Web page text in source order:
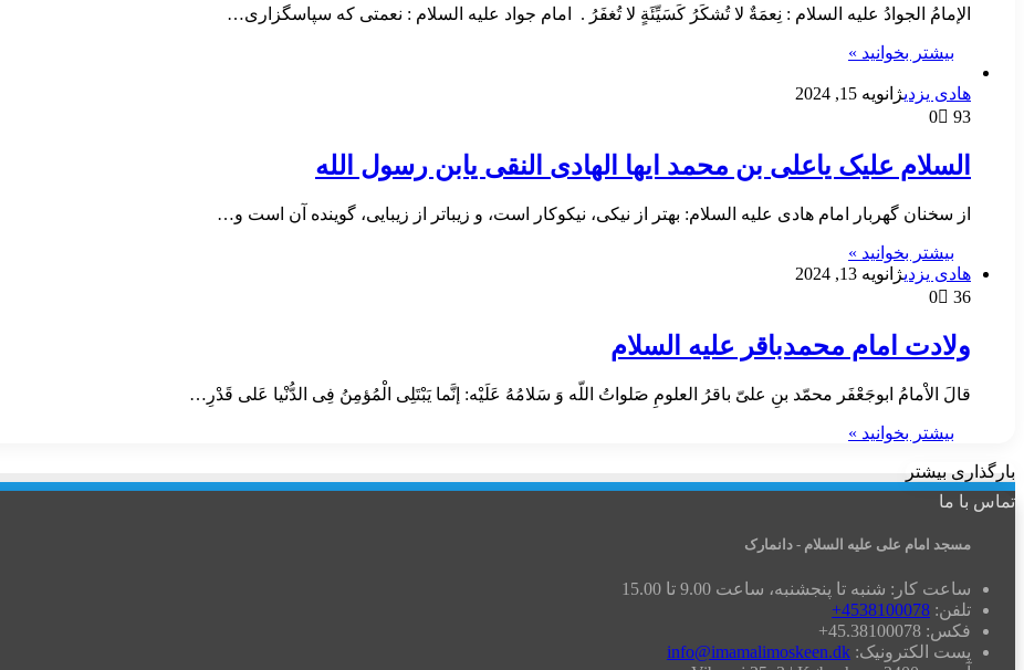
الإمامُ الجوادُ عليه السلام : نِعمَةٌ لا تُشكَرُ كَسَيِّئَةٍ لا تُغفَرُ . امام جواد عليه السلام : نعمتى كه سپاسگزارى…
بیشتر بخوانید »
هادی یزدیژانویه 15, 2024
0
93
السلام علیک یاعلی بن محمد ایها الهادی النقی یابن رسول الله
از سخنان گهربار امام هادی علیه السلام: بهتر از نیکی، نیکوکار است، و زیباتر از زیبایی، گوینده آن است و…
بیشتر بخوانید »
هادی یزدیژانویه 13, 2024
0
36
ولادت امام محمدباقر علیه السلام
قالَ الاْمامُ ابوجَعْفَر محمّد بنِ علیّ باقرُ العلومِ صَلواتُ اللّه وَ سَلامُهُ عَلَیْه: إنَّما یَبْتَلِی الْمُؤمِنُ فِی الدُّنْیا عَلی قَدْرِ…
بیشتر بخوانید »
بارگذاری بیشتر
تماس با ما
مسجد امام علی علیه السلام - دانمارک
ساعت کار: شنبه تا پنجشنبه، ساعت 9.00 تا 15.00
تلفن: 4538100078+
فکس: 45.38100078+
پست الکترونیک: info@imamalimoskeen.dk